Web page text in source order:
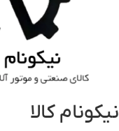
نیکونام کالا